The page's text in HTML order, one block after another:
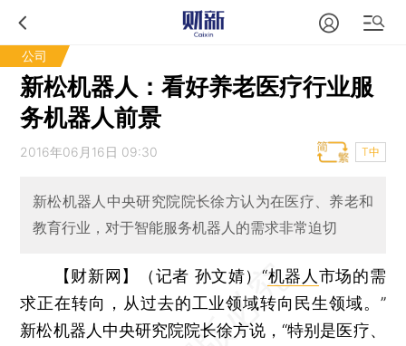
公司
新松机器人：看好养老医疗行业服
务机器人前景
2016年06月16日 09:30 T中
新松机器人中央研究院院长徐方认为在医疗、养老和
教育行业，对于智能服务机器人的需求非常迫切
【财新网】（记者 孙文婧）“机器人 市场的需
求正在转向，从过去的工业领域转向民生领域。”
新松机器人中央研究院院长徐方说，“特别是医疗、